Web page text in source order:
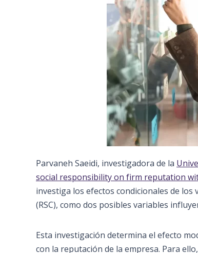
Parvaneh Saeidi, investigadora de la
social responsibility on firm reputation
investiga los efectos condicionales de los
(RSC), como dos posibles variables
Esta investigación determina el efecto
con la reputación de la empresa. Para